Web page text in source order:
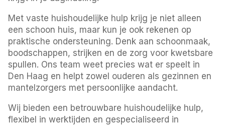
Met vaste huishoudelijke hulp krijg je niet alleen
een schoon huis, maar kun je ook rekenen op
praktische ondersteuning. Denk aan schoonmaak,
boodschappen, strijken en de zorg voor kwetsbare
spullen. Ons team weet precies wat er speelt in
Den Haag en helpt zowel ouderen als gezinnen en
mantelzorgers met persoonlijke aandacht.
Wij bieden een betrouwbare huishoudelijke hulp,
flexibel in werktijden en gespecialiseerd in